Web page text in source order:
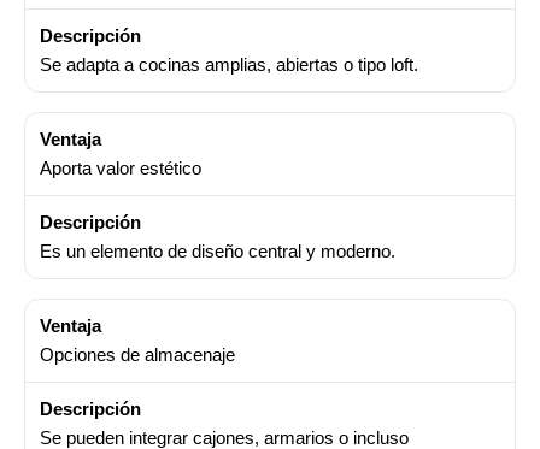
Se adapta a cocinas amplias, abiertas o tipo loft.
Aporta valor estético
Es un elemento de diseño central y moderno.
Opciones de almacenaje
Se pueden integrar cajones, armarios o incluso